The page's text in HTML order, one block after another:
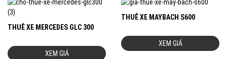
THUÊ XE MERCEDES GLC 300
XEM GIÁ
THUÊ XE MAYBACH S600
XEM GIÁ